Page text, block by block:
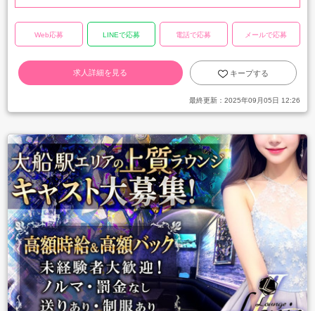
Web応募 LINEで応募 電話で応募 メールで応募
求人詳細を見る キープする
最終更新： 2025年09月05日 12:26